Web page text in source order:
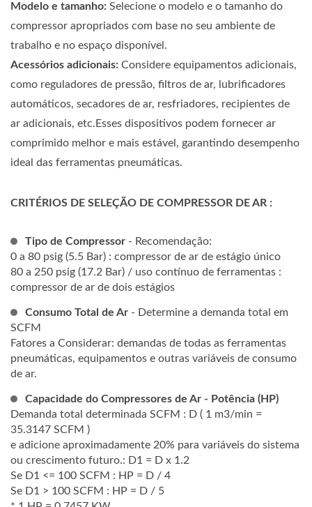
Modelo e tamanho: Selecione o modelo e o tamanho do
compressor apropriados com base no seu ambiente de
trabalho e no espaço disponível.
Acessórios adicionais: Considere equipamentos adicionais,
como reguladores de pressão, filtros de ar, lubrificadores
automáticos, secadores de ar, resfriadores, recipientes de
ar adicionais, etc.Esses dispositivos podem fornecer ar
comprimido melhor e mais estável, garantindo desempenho
ideal das ferramentas pneumáticas.
CRITÉRIOS DE SELEÇÃO DE COMPRESSOR DE AR :
Tipo de Compressor - Recomendação:
0 a 80 psig (5.5 Bar) : compressor de ar de estágio único
80 a 250 psig (17.2 Bar) / uso contínuo de ferramentas :
compressor de ar de dois estágios
Consumo Total de Ar - Determine a demanda total em
SCFM
Fatores a Considerar: demandas de todas as ferramentas
pneumáticas, equipamentos e outras variáveis de consumo
de ar.
Capacidade do Compressores de Ar - Potência (HP)
Demanda total determinada SCFM : D ( 1 m3/min =
35.3147 SCFM )
e adicione aproximadamente 20% para variáveis do sistema
ou crescimento futuro.: D1 = D x 1.2
Se D1 <= 100 SCFM : HP = D / 4
Se D1 > 100 SCFM : HP = D / 5